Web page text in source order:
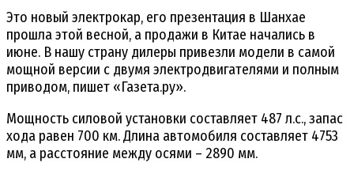
Это новый электрокар, его презентация в Шанхае
прошла этой весной, а продажи в Китае начались в
июне. В нашу страну дилеры привезли модели в самой
мощной версии с двумя электродвигателями и полным
приводом, пишет «Газета.ру».
Мощность силовой установки составляет 487 л.с., запас
хода равен 700 км. Длина автомобиля составляет 4753
мм, а расстояние между осями – 2890 мм.